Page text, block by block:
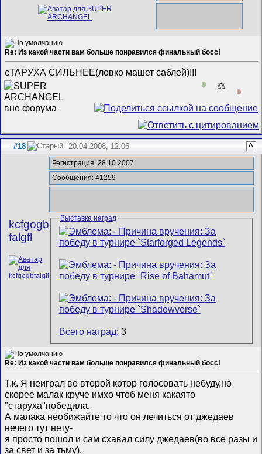
Re: Из какой части вам больше понравился финальный босс!
сТАРУХА СИЛЬНЕЕ(ловко машет саблей)!!!
0 ⚖️
0
#18 20.04.2008, 12:06 ^
kcfgogb
falgfl
Регистрация: 28.10.2007
Сообщения: 41259
Выставка наград
Всего наград: 3
Re: Из какой части вам больше понравился финальный босс!
Т.к. Я неиграл во второй котор голосовать небуду,но
скорее малак круче имхо чтоб меня какаято
"старуха"победила.
А малака необижайте то что он лечиться от джедаев
нечего тут нету-
я просто пошол и сам схавал силу джедаев(во все разы и
за свет и за тьму).